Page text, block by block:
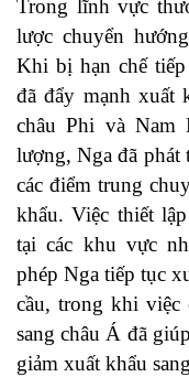
Trong lĩnh vực
lược chuyển
Khi bị hạn chế
đã đẩy mạnh xuất
châu Phi và Nam
lượng, Nga đã phát
các điểm trung
khẩu. Việc thiết
tại các khu vực
phép Nga tiếp tục
cầu, trong khi việc
sang châu Á đã
giảm xuất khẩu